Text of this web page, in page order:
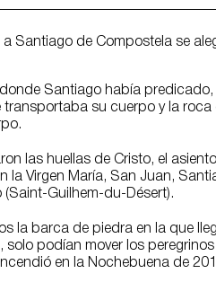
a Santiago de Compostela se
Santiago había
su cuerpo y la roca
las huellas de Cristo, el
la Virgen María, San Juan,
(Saint-Guilhem-du-Désert).
la barca de piedra en la que
podían mover los
en la Nochebuena de